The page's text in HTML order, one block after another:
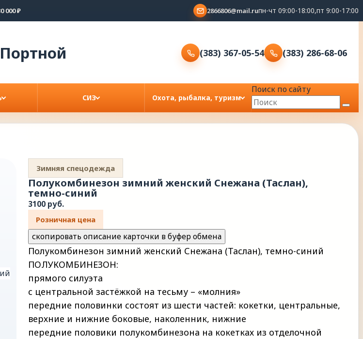
СИЗ Охота, рыбалка, туризм
Поиск по сайту
000 ₽ 2866806@mail.ruпн-чт 09:00-18:00,пт 9:00-17:00
Портной (383) 367-05-54 (383) 286-68-06
Зимняя спецодежда
Полукомбинезон зимний женский Снежана (Таслан),
темно-синий
3100 руб.
Розничная цена
скопировать описание карточки в буфер обмена
Полукомбинезон зимний женский Снежана (Таслан), темно-синий
ПОЛУКОМБИНЕЗОН:
прямого силуэта
с центральной застёжкой на тесьму – «молния»
передние половинки состоят из шести частей: кокетки, центральные,
верхние и нижние боковые, наколенник, нижние
передние половики полукомбинезона на кокетках из отделочной